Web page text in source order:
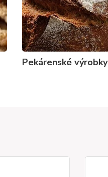
Pekárenské výrobky